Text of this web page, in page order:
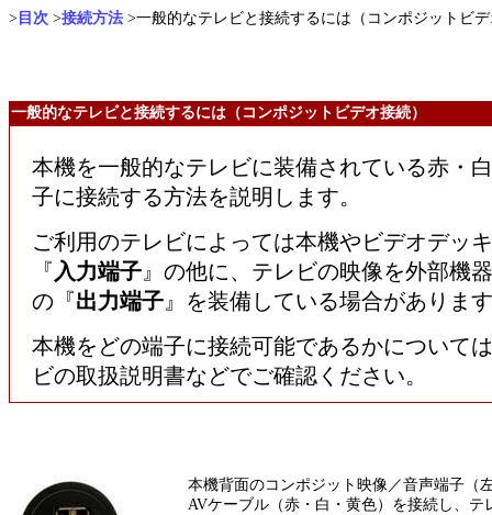
> 目次 >接続方法 >一般的なテレビと接続するには（コンポジットビ
一般的なテレビと接続するには（コンポジットビデオ接続）
本機を一般的なテレビに装備されている赤・
子に接続する方法を説明します。
ご利用のテレビによっては本機やビデオデッ
『 入力端子 』の他に、テレビの映像を外部機
の『 出力端子 』を装備している場合がありま
本機をどの端子に接続可能であるかについて
ビの取扱説明書などでご確認ください。
本機背面のコンポジット映像／音声端子（
AVケーブル（赤・白・黄色）を接続し、テ